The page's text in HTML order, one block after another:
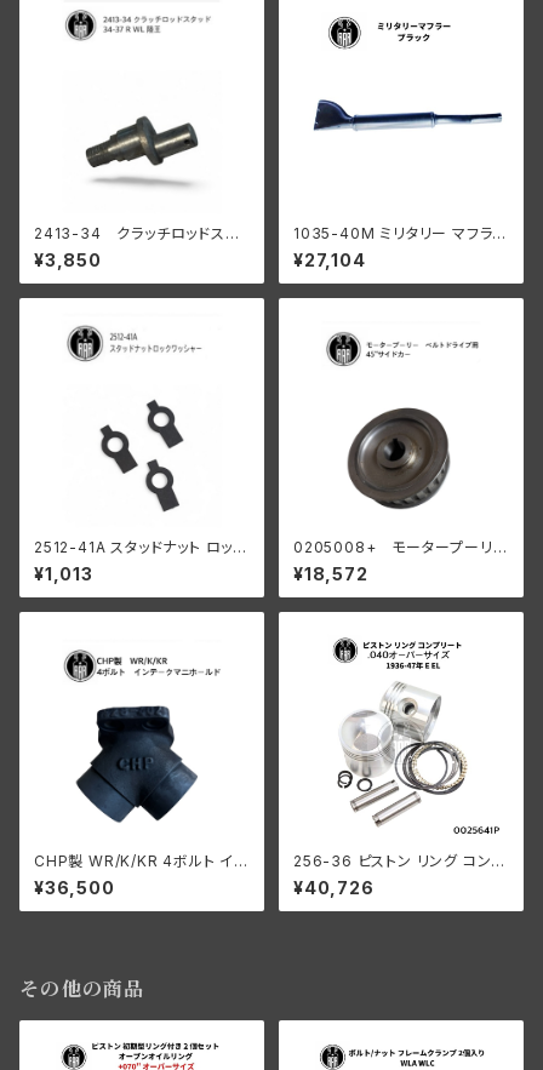
2413-34 クラッチロッドスタ
ッド 1934-37 R WL
陸王
¥3,850
1035-40M ミリタリー マフラー
ブラック
¥27,104
2512-41A スタッドナット ロック
ワッシャー 3個入
¥1,013
0205008+ モータープーリー
24T ベルトドライブ用 45" サイ
ドカー
¥18,572
CHP製 WR/K/KR 4ボルト イン
テ ークマニホールド
¥36,500
256-36 ピストン リング コンプ
リート .040オーバーサイズ 19
36-47年 E/EL
¥40,726
その他の商品